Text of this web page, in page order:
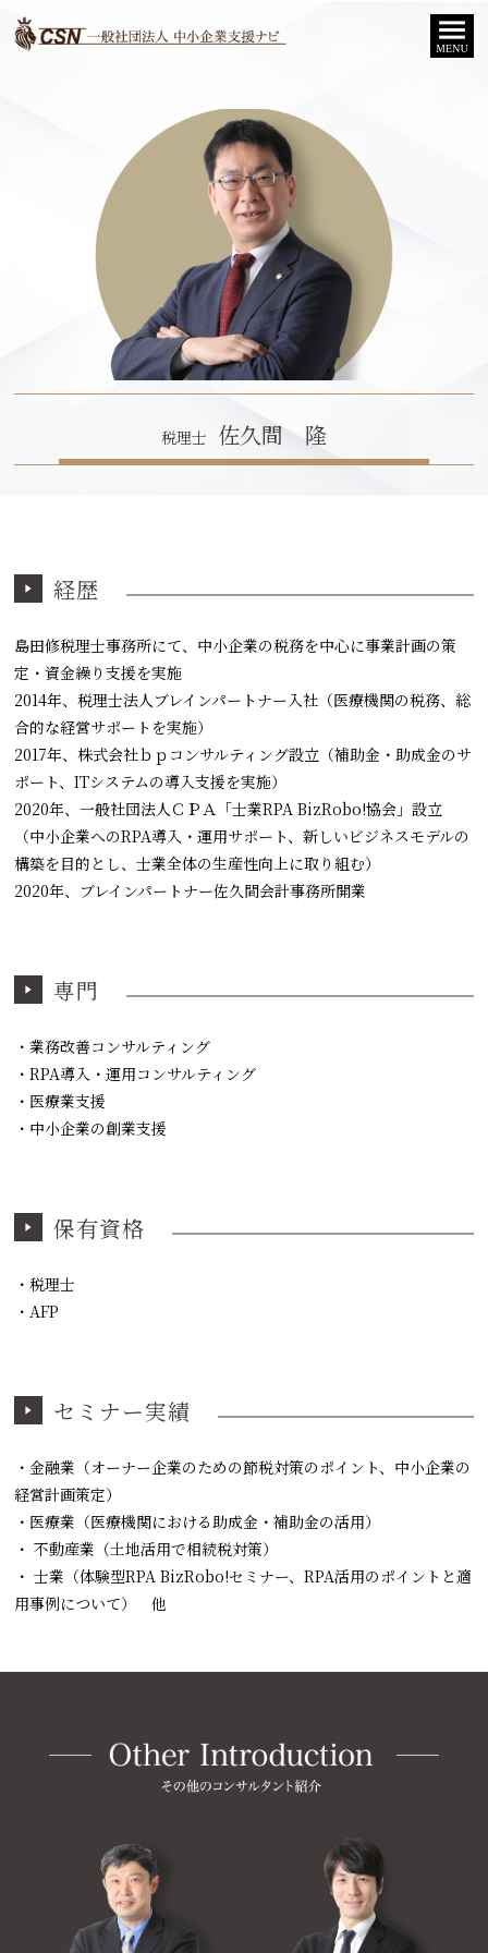
税理士 佐久間 隆
経歴
島田修税理士事務所にて、中小企業の税務を中心に事業計画の策
定・資金繰り支援を実施
2014年、税理士法人ブレインパートナー入社（医療機関の税務、総
合的な経営サポートを実施）
2017年、株式会社ｂｐコンサルティング設立（補助金・助成金のサ
ポート、ITシステムの導入支援を実施）
2020年、一般社団法人ＣＰＡ「士業RPA BizRobo!協会」設立
（中小企業へのRPA導入・運用サポート、新しいビジネスモデルの
構築を目的とし、士業全体の生産性向上に取り組む）
2020年、ブレインパートナー佐久間会計事務所開業
専門
・業務改善コンサルティング
・RPA導入・運用コンサルティング
・医療業支援
・中小企業の創業支援
保有資格
・税理士
・AFP
セミナー実績
・金融業（オーナー企業のための節税対策のポイント、中小企業の
経営計画策定）
・医療業（医療機関における助成金・補助金の活用）
・ 不動産業（土地活用で相続税対策）
・ 士業（体験型RPA BizRobo!セミナー、RPA活用のポイントと適
用事例について） 他